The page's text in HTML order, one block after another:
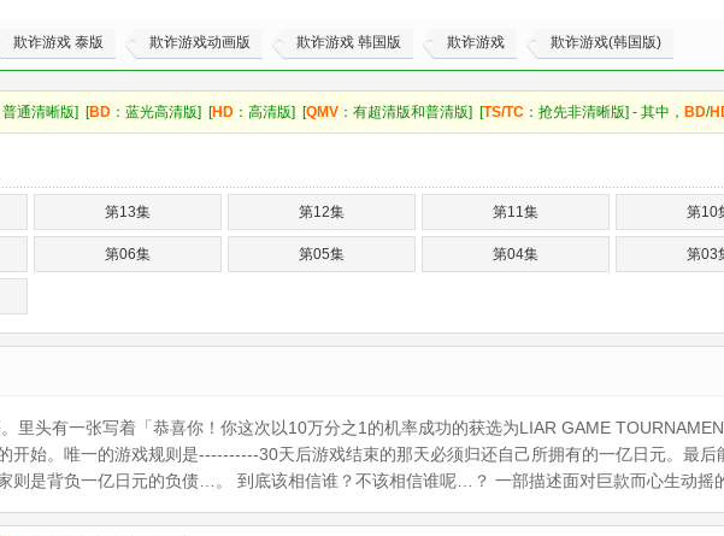
欺诈游戏 泰版 欺诈游戏动画版 欺诈游戏 韩国版 欺诈游戏 欺诈游戏(韩国版)
普通清晰版] [BD ：蓝光高清版] [HD ：高清版] [QMV ：有超清版和普清版] [TS/TC ：抢先非清晰版] - 其中， BD/
第13集 第12集 第11集 第10
第06集 第05集 第04集 第03
里头有一张写着「恭喜你！你这次以10万分之1的机率成功的获选为LIAR GAME
开始。唯一的游戏规则是----------30天后游戏结束的那天必须归还自己所拥有的一亿日元。最
则是背负一亿日元的负债…。 到底该相信谁？不该相信谁呢…？ 一部描述面对巨款而心生动摇